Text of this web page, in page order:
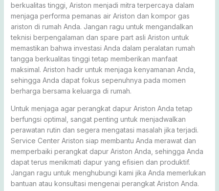
berkualitas tinggi, Ariston menjadi mitra terpercaya dalam
menjaga performa pemanas air Ariston dan kompor gas
ariston di rumah Anda. Jangan ragu untuk mengandalkan
teknisi berpengalaman dan spare part asli Ariston untuk
memastikan bahwa investasi Anda dalam peralatan rumah
tangga berkualitas tinggi tetap memberikan manfaat
maksimal. Ariston hadir untuk menjaga kenyamanan Anda,
sehingga Anda dapat fokus sepenuhnya pada momen
berharga bersama keluarga di rumah.
Untuk menjaga agar perangkat dapur Ariston Anda tetap
berfungsi optimal, sangat penting untuk menjadwalkan
perawatan rutin dan segera mengatasi masalah jika terjadi.
Service Center Ariston siap membantu Anda merawat dan
memperbaiki perangkat dapur Ariston Anda, sehingga Anda
dapat terus menikmati dapur yang efisien dan produktif.
Jangan ragu untuk menghubungi kami jika Anda memerlukan
bantuan atau konsultasi mengenai perangkat Ariston Anda.